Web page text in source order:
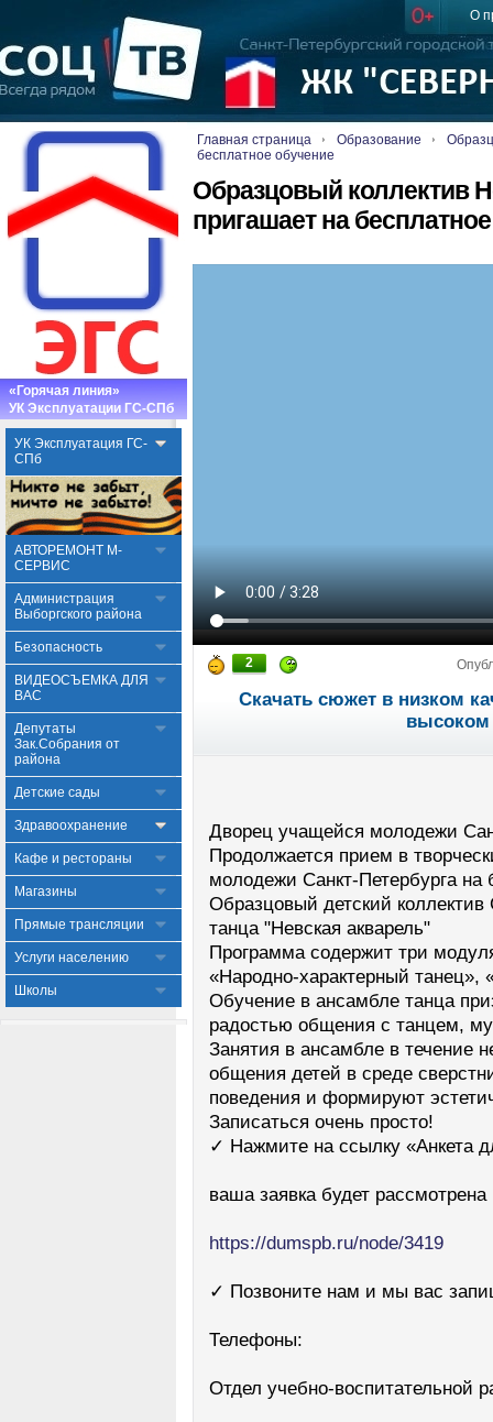
О
«Горячая линия»
УК Эксплуатации ГС-СПб
УК Эксплуатация ГС-
СПб
АВТОРЕМОНТ М-
СЕРВИС
Администрация
Выборгского района
Безопасность
ВИДЕОСЪЕМКА ДЛЯ
ВАС
Депутаты
Зак.Собрания от
района
Детские сады
Здравоохранение
Кафе и рестораны
Магазины
Прямые трансляции
Услуги населению
Школы
Главная страница Образование
бесплатное обучение
Образцовый коллектив
пригашает на
2
Скачать сюжет в низком
высоком
Дворец учащейся молодежи
Продолжается прием в
молодежи Санкт-Петербурга на
Образцовый детский
танца "Невская акварель"
Программа содержит три
«Народно-характерный танец»,
Обучение в ансамбле танца
радостью общения с танцем,
Занятия в ансамбле в течение
общения детей в среде
поведения и формируют
Записаться очень просто!
✓ Нажмите на ссылку «Анкета
ваша заявка будет
https://dumspb.ru/node/3419
✓ Позвоните нам и мы вас
Телефоны:
Отдел учебно-воспитательной